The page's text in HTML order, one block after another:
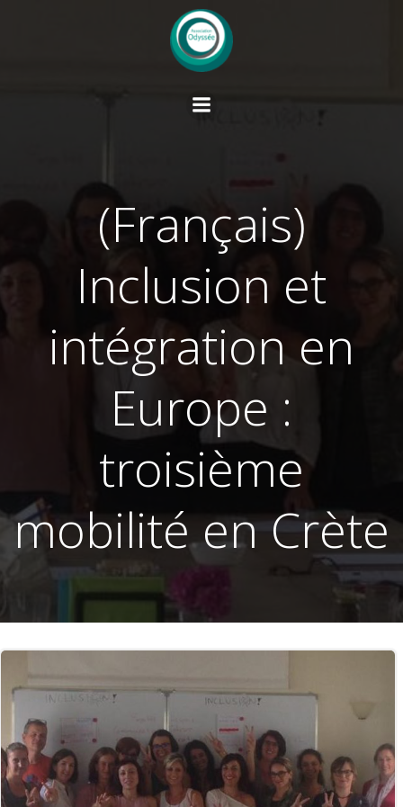
Springe
zum
Inhalt
(Français)
Inclusion et
intégration en
Europe :
troisième
mobilité en Crète